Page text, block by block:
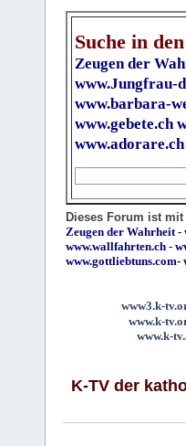
Suche in
Zeugen der
www.Jungfrau-
www.barbara-
www.gebete.ch
www.adorare.ch
Dieses Forum ist
Zeugen der Wahrheit-
www.wallfahrten.ch -
www.gottliebtuns.com-
www3.k-
www.k-
www.k-
K-TV der